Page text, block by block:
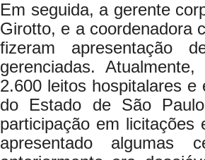
Em seguida, a gerente
Girotto, e a coordenadora
fizeram apresentação
gerenciadas.
2.600 leitos hospitalares
do Estado de São
participação em
apresentado algumas